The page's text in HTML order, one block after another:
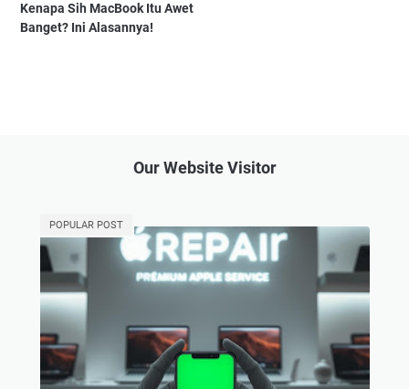
Kenapa Sih MacBook Itu Awet
Banget? Ini Alasannya!
Our Website Visitor
POPULAR POST